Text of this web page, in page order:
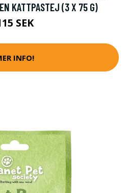
KATTPASTEJ (3 X 75 G)
SEK
INFO!